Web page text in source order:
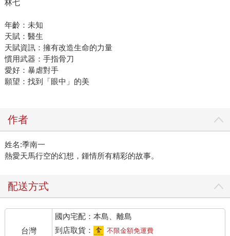
林七
年齡：未知
天賦：醫生
天賦資訊：擁有改造生命的力量
慣用武器：手指骨刀
愛好：暴虐對手
願望：找到「眼中」的美
作者
姓名:季南一
熱愛天馬行空的幻想，鍾情所有精彩的故事。
配送方式
台灣
國內宅配：本島、離島
到店取貨：
不限金額免運費